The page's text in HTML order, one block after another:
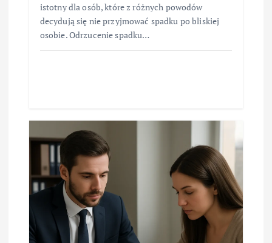
istotny dla osób, które z różnych powodów
decydują się nie przyjmować spadku po bliskiej
osobie. Odrzucenie spadku…